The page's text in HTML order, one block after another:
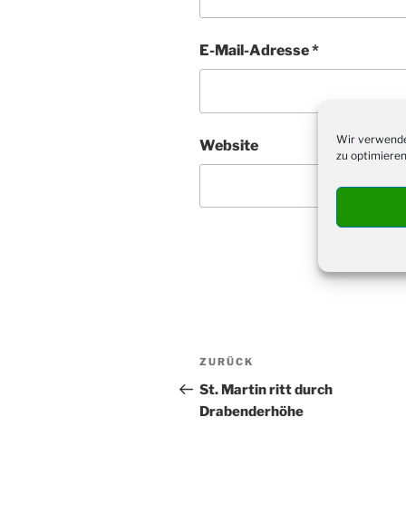
Wir
zu
E-Mail-Adresse*
Website
Beitragsnavigation
Vorheriger
Beitrag
ZURÜCK
St. Martin ritt durch
Drabenderhöhe